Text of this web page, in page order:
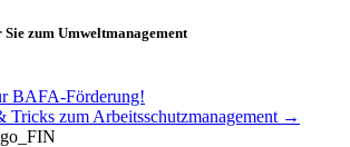
zum Umweltmanagement
BAFA-Förderung!
Tricks zum Arbeitsschutzmanagement →